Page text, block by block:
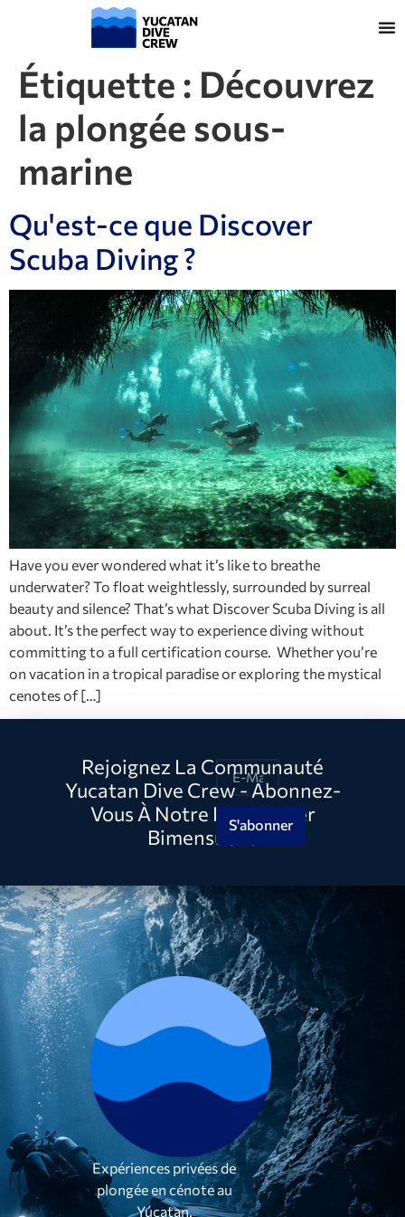
Étiquette : Découvrez
la plongée sous-
marine
Qu'est-ce que Discover
Scuba Diving ?
Have you ever wondered what it’s like to breathe
underwater? To float weightlessly, surrounded by surreal
beauty and silence? That’s what Discover Scuba Diving is all
about. It’s the perfect way to experience diving without
committing to a full certification course. Whether you’re
on vacation in a tropical paradise or exploring the mystical
cenotes of […]
Rejoignez La Communauté
Yucatan Dive Crew - Abonnez-
Vous À Notre Newsletter
BimensuelleS'abonner
Expériences privées de
plongée en cénote au
Yúcatan.